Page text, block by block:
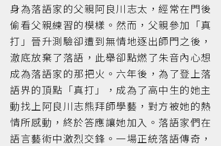
身為落語家的父親阿良川志太，經常在門後
偷看父親練習的模樣。然而，父親參加「真
打」晉升測驗卻遭到無情地逐出師門之後，
澈底放棄了落語，此舉卻點燃了朱音內心想
成為落語家的那把火。六年後，為了登上落
語界的頂點「真打」，成為了高中生的她主
動找上阿良川志熊拜師學藝，對方被她的熱
情所感動，終於答應讓她加入。落語家們在
語言藝術中激烈交鋒。一場正統落語傳奇，